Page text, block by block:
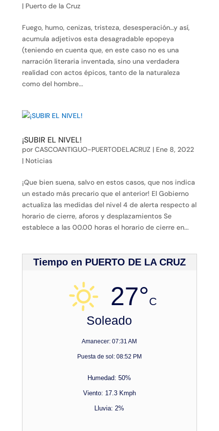
| Puerto de la Cruz
Fuego, humo, cenizas, tristeza, desesperación…y así,
acumula adjetivos esta desagradable epopeya
(teniendo en cuenta que, en este caso no es una
narración literaria inventada, sino una verdadera
realidad con actos épicos, tanto de la naturaleza
como del hombre...
¡SUBIR EL NIVEL!
por CASCOANTIGUO-PUERTODELACRUZ | Ene 8, 2022
| Noticias
¡Que bien suena, salvo en estos casos, que nos indica
un estado más precario que el anterior! El Gobierno
actualiza las medidas del nivel 4 de alerta respecto al
horario de cierre, aforos y desplazamientos Se
establece a las 00.00 horas el horario de cierre en...
Tiempo en PUERTO DE LA CRUZ
27°C
Soleado
Amanecer: 07:31 AM
Puesta de sol: 08:52 PM
Humedad: 50%
Viento: 17.3 Kmph
Lluvia: 2%